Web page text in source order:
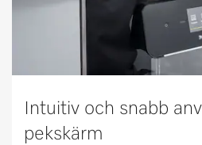
Intuitiv och snabb
pekskärm